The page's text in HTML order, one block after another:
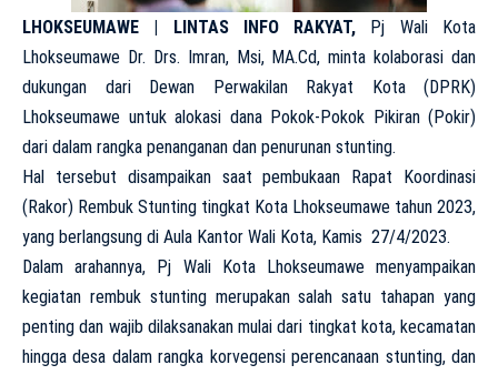
LHOKSEUMAWE | LINTAS INFO RAKYAT, Pj Wali Kota
Lhokseumawe Dr. Drs. Imran, Msi, MA.Cd, minta kolaborasi dan
dukungan dari Dewan Perwakilan Rakyat Kota (DPRK)
Lhokseumawe untuk alokasi dana Pokok-Pokok Pikiran (Pokir)
dari dalam rangka penanganan dan penurunan stunting.
Hal tersebut disampaikan saat pembukaan Rapat Koordinasi
(Rakor) Rembuk Stunting tingkat Kota Lhokseumawe tahun 2023,
yang berlangsung di Aula Kantor Wali Kota, Kamis 27/4/2023.
Dalam arahannya, Pj Wali Kota Lhokseumawe menyampaikan
kegiatan rembuk stunting merupakan salah satu tahapan yang
penting dan wajib dilaksanakan mulai dari tingkat kota, kecamatan
hingga desa dalam rangka korvegensi perencanaan stunting, dan